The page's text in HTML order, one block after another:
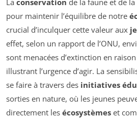
La conservation de la faune et de
pour maintenir l’équilibre de notre
crucial d’inculquer cette valeur aux
effet, selon un rapport de l’ONU,
sont menacées d’extinction en
illustrant l’urgence d’agir. La
se faire à travers des initiatives
sorties en nature, où les jeunes
directement les écosystèmes et